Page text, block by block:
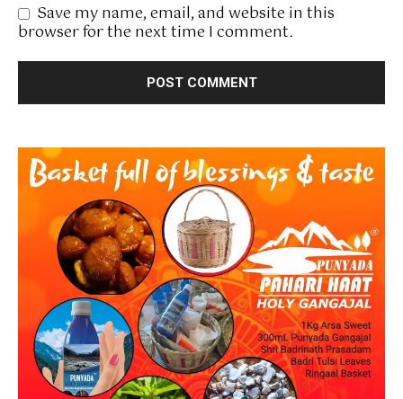
Save my name, email, and website in this
browser for the next time I comment.